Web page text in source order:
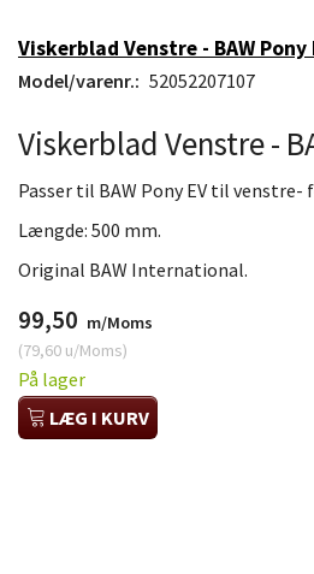
Viskerblad Venstre - BAW Pony
Model/varenr.: 52052207107
Viskerblad Venstre -
Passer til BAW Pony EV til venstre-
Længde: 500 mm.
Original BAW International.
99,50 m/Moms
(79,60 u/Moms)
På lager
LÆG I KURV